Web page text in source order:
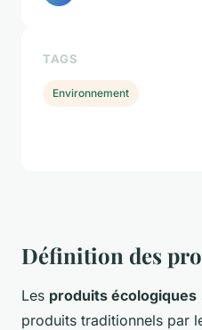
Définition des
Les produits écologiques
produits traditionnels par
TAGS
Environnement